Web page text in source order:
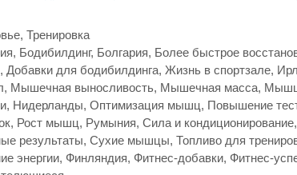
, Тренировка
, Бодибилдинг, Болгария, Более быстрое
, Добавки для бодибилдинга, Жизнь в спортзале,
, Мышечная выносливость, Мышечная масса,
, Нидерланды, Оптимизация мышц, Повышение
, Рост мышц, Румыния, Сила и кондиционирование,
результаты, Сухие мышцы, Топливо для
энергии, Финляндия, Фитнес-добавки, Фитнес-